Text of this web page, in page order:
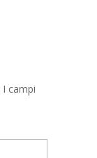
I campi